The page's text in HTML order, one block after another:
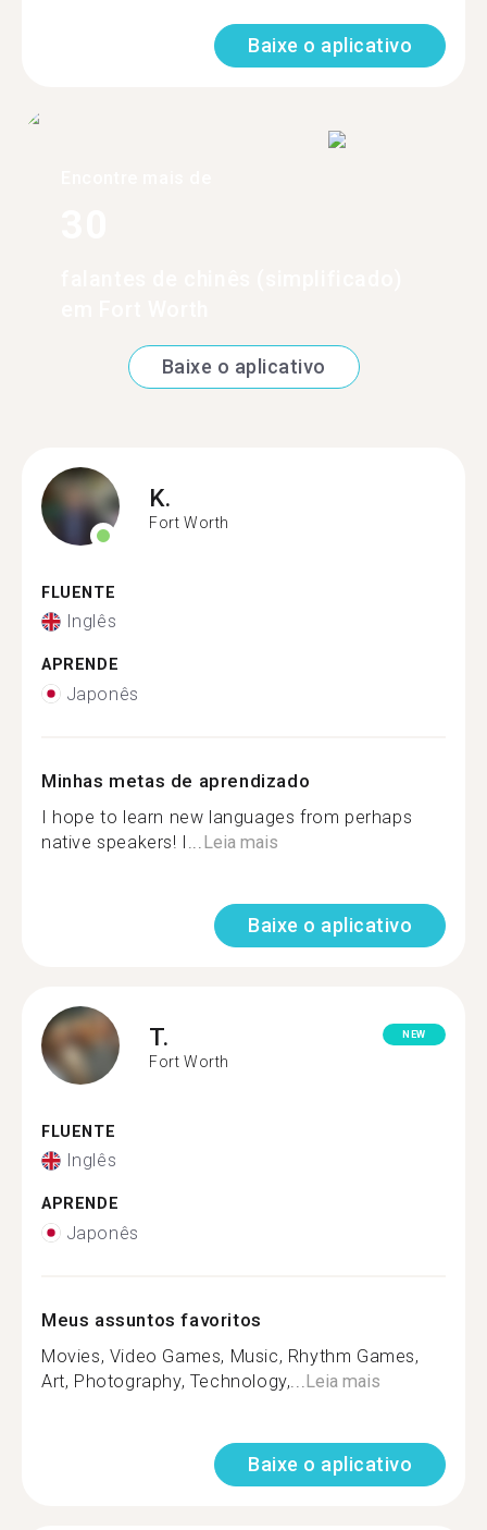
Baixe o aplicativo
Baixe o aplicativo
K.
Fort Worth
FLUENTE
Inglês
APRENDE
Japonês
Minhas metas de aprendizado
I hope to learn new languages from perhaps
native speakers! I... Leia mais
Baixe o aplicativo
T.
Fort Worth
NEW
FLUENTE
Inglês
APRENDE
Japonês
Meus assuntos favoritos
Movies, Video Games, Music, Rhythm Games,
Art, Photography, Technology,... Leia mais
Baixe o aplicativo